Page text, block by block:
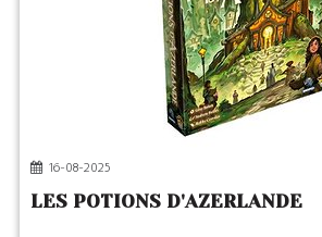
Jeux de Cartes
Jeux de Plateau(2)
16-08-2025
LES POTIONS D'AZERLANDE